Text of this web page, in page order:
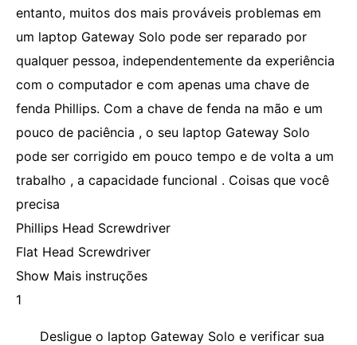
entanto, muitos dos mais prováveis ​​problemas em
um laptop Gateway Solo pode ser reparado por
qualquer pessoa, independentemente da experiência
com o computador e com apenas uma chave de
fenda Phillips. Com a chave de fenda na mão e um
pouco de paciência , o seu laptop Gateway Solo
pode ser corrigido em pouco tempo e de volta a um
trabalho , a capacidade funcional . Coisas que você
precisa
Phillips Head Screwdriver
Flat Head Screwdriver
Show Mais instruções
1
Desligue o laptop Gateway Solo e verificar sua